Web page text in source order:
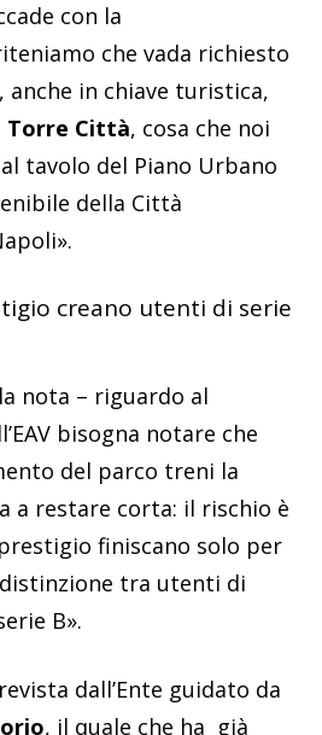
con la
che vada richiesto
in chiave turistica,
Torre Città, cosa che noi
tavolo del Piano Urbano
della Città
creano utenti di serie
nota – riguardo al
bisogna notare che
del parco treni la
a restare corta: il rischio è
finiscano solo per
tra utenti di
B».
dall’Ente guidato da
, il quale che ha già